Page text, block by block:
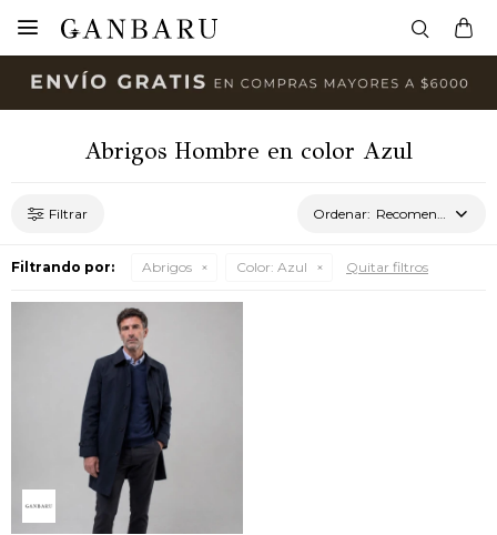

Abrigos Hombre en color Azul
Recomendados
Filtrando por: Abrigos Color: Azul Quitar filtros